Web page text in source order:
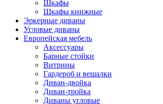
Шкафы
Шкафы книжные
Эркерные диваны
Угловые диваны
Европейская мебель
Аксессуары
Барные стойки
Витрины
Гардероб и вешалки
Диван-двойка
Диван-тройка
Диваны угловые